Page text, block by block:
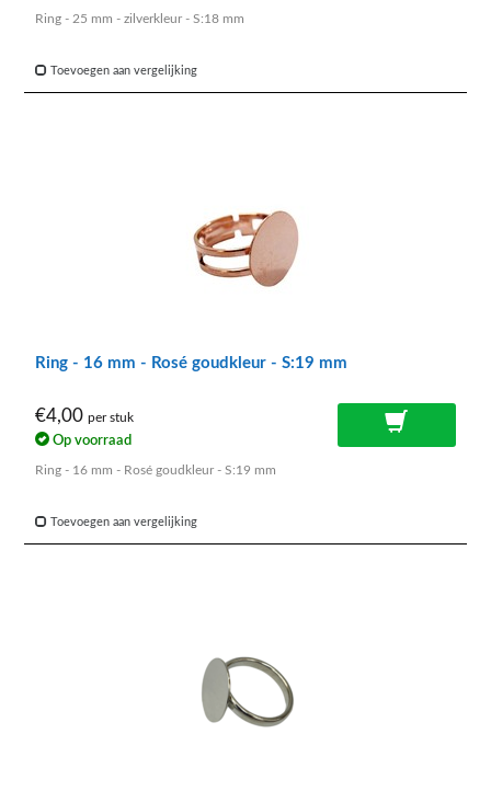
Ring - 25 mm - zilverkleur - S:18 mm
Toevoegen aan vergelijking
Ring - 16 mm - Rosé goudkleur - S:19 mm
€4,00 per stuk
Op voorraad
Ring - 16 mm - Rosé goudkleur - S:19 mm
Toevoegen aan vergelijking